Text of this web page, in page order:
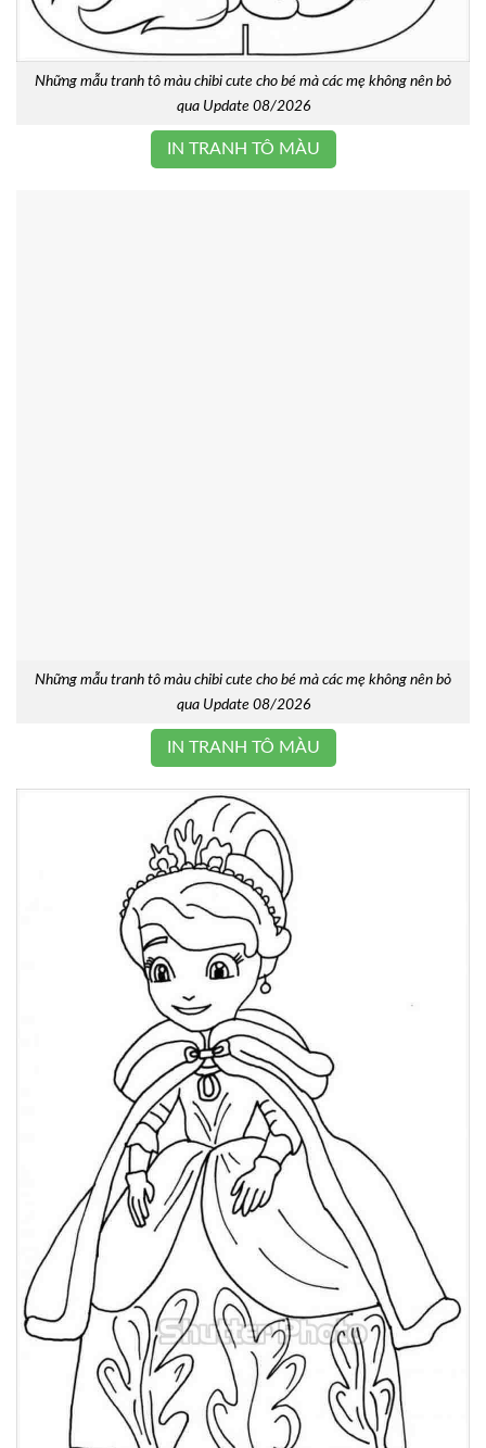
Những mẫu tranh tô màu chibi cute cho bé mà các mẹ không nên bỏ
qua Update 08/2026
IN TRANH TÔ MÀU
Những mẫu tranh tô màu chibi cute cho bé mà các mẹ không nên bỏ
qua Update 08/2026
IN TRANH TÔ MÀU